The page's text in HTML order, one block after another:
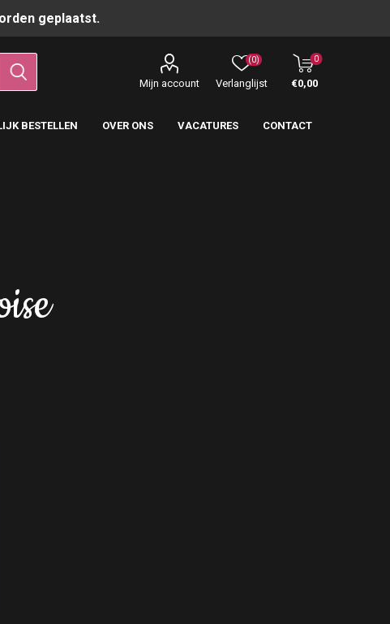
geplaatst.
Mijn account Verlanglijst
(0) 0
€0,00
BESTELLEN OVER ONS VACATURES CONTACT